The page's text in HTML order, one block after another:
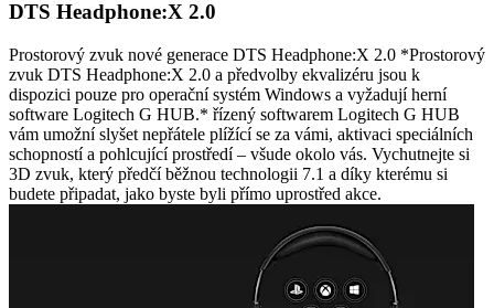
DTS Headphone:X 2.0
Prostorový zvuk nové generace DTS Headphone:X 2.0 *Prostorový
zvuk DTS Headphone:X 2.0 a předvolby ekvalizéru jsou k
dispozici pouze pro operační systém Windows a vyžadují herní
software Logitech G HUB.* řízený softwarem Logitech G HUB
vám umožní slyšet nepřátele plížící se za vámi, aktivaci speciálních
schopností a pohlcující prostředí – všude okolo vás. Vychutnejte si
3D zvuk, který předčí běžnou technologii 7.1 a díky kterému si
budete připadat, jako byste byli přímo uprostřed akce.